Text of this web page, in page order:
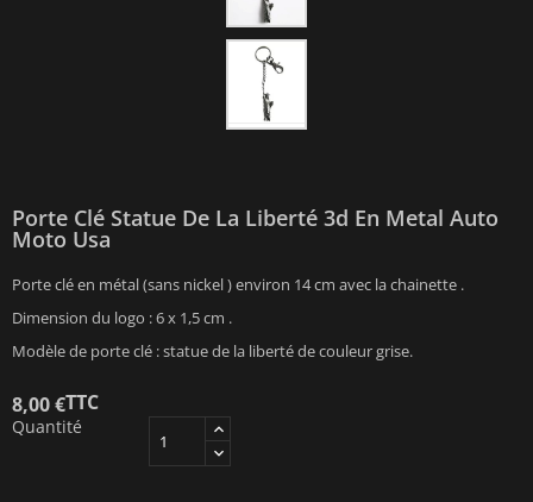
Porte Clé Statue De La Liberté 3d En Metal Auto
Moto Usa
Porte clé en métal (sans nickel ) environ 14 cm avec la chainette .
Dimension du logo : 6 x 1,5 cm .
Modèle de porte clé : statue de la liberté de couleur grise.
8,00 €TTC
Quantité